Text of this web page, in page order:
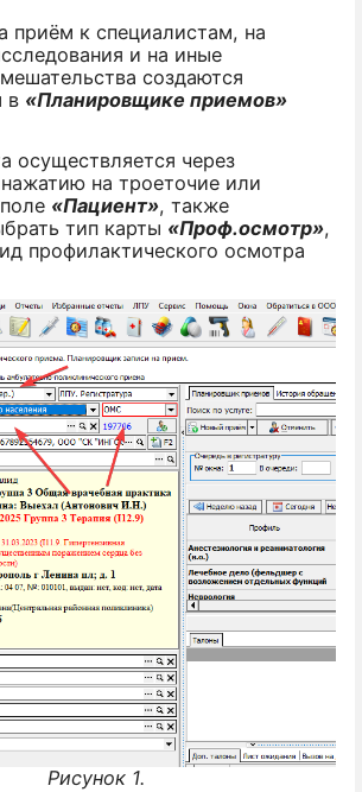
приём к специалистам, на
и на иные
создаются
в «Планировщике приемов»
осуществляется через
на троеточие или
«Пациент», также
тип карты «Проф.осмотр»,
профилактического осмотра
Рисунок 1.